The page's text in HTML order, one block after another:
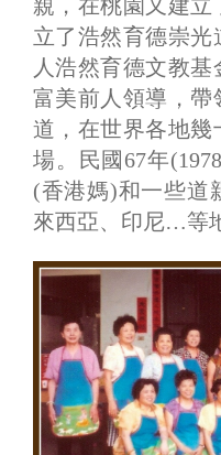
親，在桃園又建立
立了浩然育德崇光
人浩然育德文教
富美前人領導，帶
道，在世界各地幾
場。民國67年
(香港媽)和一些道
來西亞、印尼…等